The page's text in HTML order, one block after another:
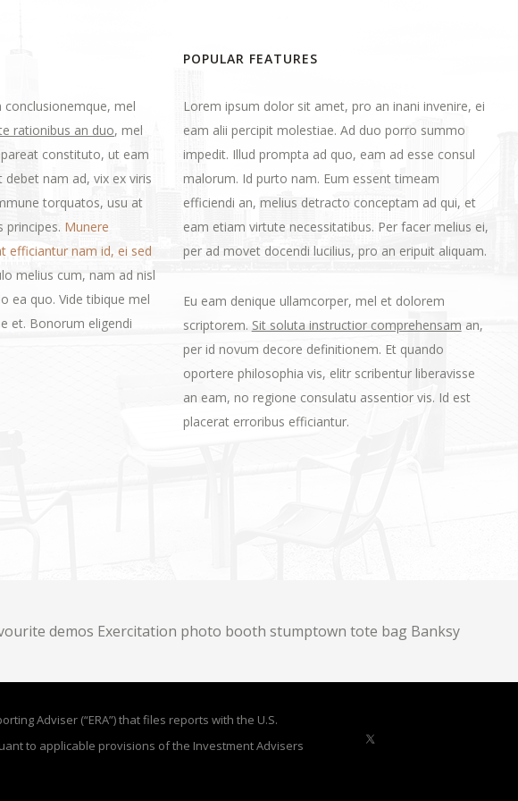
mel
rationibus an duo, mel
constituto, ut eam
nam ad, vix ex viris
torquatos, usu at
principes. Munere
efficiantur nam id, ei sed
melius cum, nam ad nisl
ea quo. Vide tibique mel
et. Bonorum eligendi
POPULAR FEATURES
Lorem ipsum dolor sit amet, pro an inani invenire, ei
eam alii percipit molestiae. Ad duo porro summo
impedit. Illud prompta ad quo, eam ad esse consul
malorum. Id purto nam. Eum essent timeam
efficiendi an, melius detracto conceptam ad qui, et
eam etiam virtute necessitatibus. Per facer melius ei,
per ad movet docendi lucilius, pro an eripuit aliquam.
Eu eam denique ullamcorper, mel et dolorem
scriptorem. Sit soluta instructior comprehensam an,
per id novum decore definitionem. Et quando
oportere philosophia vis, elitr scribentur liberavisse
an eam, no regione consulatu assentior vis. Id est
placerat erroribus efficiantur.
demos Exercitation photo booth stumptown tote bag Banksy
Adviser (“ERA”) that files reports with the U.S.
to applicable provisions of the Investment Advisers